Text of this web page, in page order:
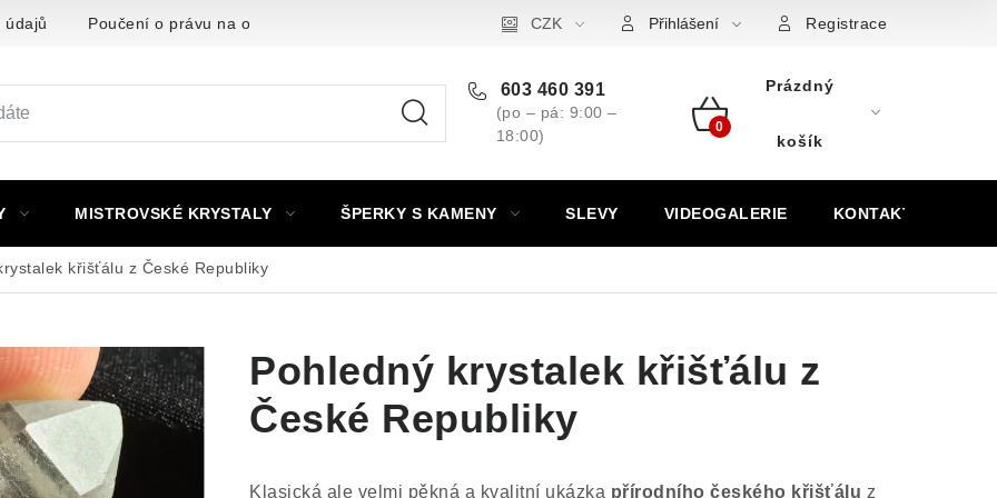
údajů Poučení o právu na odstoupení od smlouvy Puncovní značky Výkup minerálů a drahých kamenů
CZK Přihlášení Registrace
603 460 391
(po – pá: 9:00 –
18:00)
Nákupní
Prázdný
košík
MISTROVSKÉ KRYSTALY ŠPERKY S KAMENY SLEVY VIDEOGALERIE KONTAKT
křišťálu z České Republiky
Pohledný krystalek křišťálu z
České Republiky
Klasická ale velmi pěkná a kvalitní ukázka přírodního českého křišťálu z